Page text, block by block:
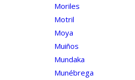
Moriles
Motril
Moya
Muiños
Mundaka
Munébrega